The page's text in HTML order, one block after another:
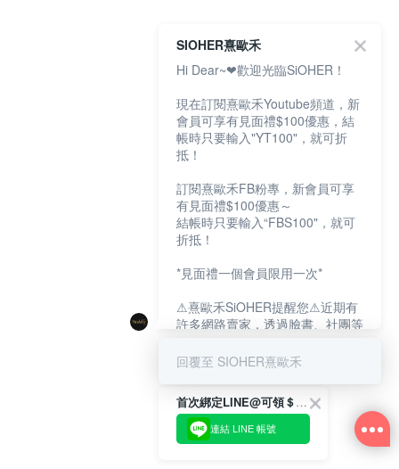
首次綁定LINE@可領＄100折扣優惠
連結 LINE 帳號
SIOHER熹歐禾
Hi Dear~❤歡迎光臨SiOHER！
現在訂閱熹歐禾Youtube頻道，新
會員可享有見面禮$100優惠，結
帳時只要輸入"YT100"，就可折
抵！
訂閱熹歐禾FB粉專，新會員可享
有見面禮$100優惠～
結帳時只要輸入“FBS100"，就可
折抵！
*見面禮一個會員限用一次*
⚠熹歐禾SiOHER提醒您⚠近期有
許多網路賣家，透過臉書、社團等
SiOHER』品牌授權、或有內部管
消費者上當及受害。
如有疑慮請至官網先訂單查尋如
〝TM / TS / TG〞開頭,都是我們
回覆至 SIOHER熹歐禾